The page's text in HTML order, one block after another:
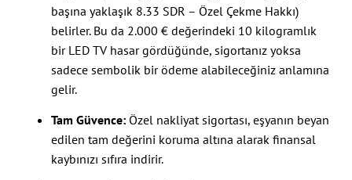
başına yaklaşık 8.33 SDR – Özel Çekme Hakkı)
belirler. Bu da 2.000 € değerindeki 10 kilogramlık
bir LED TV hasar gördüğünde, sigortanız yoksa
sadece sembolik bir ödeme alabileceğiniz anlamına
gelir.
Tam Güvence: Özel nakliyat sigortası, eşyanın beyan
edilen tam değerini koruma altına alarak finansal
kaybınızı sıfıra indirir.